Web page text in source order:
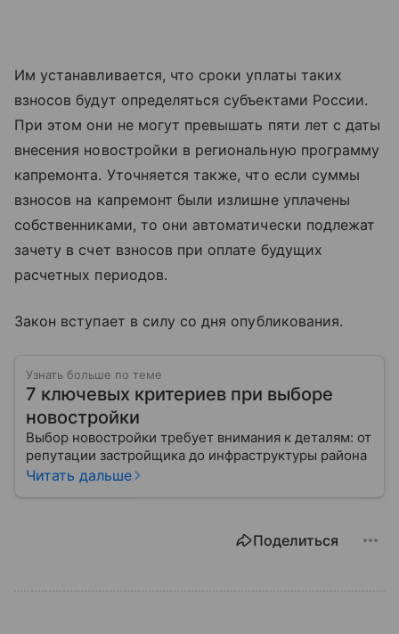
Им устанавливается, что сроки уплаты таких
взносов будут определяться субъектами России.
При этом они не могут превышать пяти лет с даты
внесения новостройки в региональную программу
капремонта. Уточняется также, что если суммы
взносов на капремонт были излишне уплачены
собственниками, то они автоматически подлежат
зачету в счет взносов при оплате будущих
расчетных периодов.
Закон вступает в силу со дня опубликования.
Узнать больше по теме
7 ключевых критериев при выборе
новостройки
Выбор новостройки требует внимания к деталям: от
репутации застройщика до инфраструктуры района
Читать дальше
Поделиться